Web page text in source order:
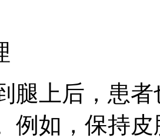
腿上后，患
例如，保持